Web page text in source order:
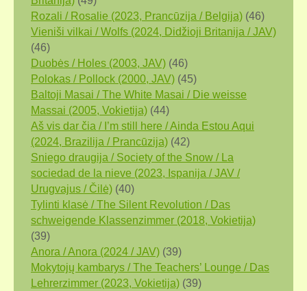
Rozali / Rosalie (2023, Prancūzija / Belgija) (46)
Vieniši vilkai / Wolfs (2024, Didžioji Britanija / JAV)
(46)
Duobės / Holes (2003, JAV) (46)
Polokas / Pollock (2000, JAV) (45)
Baltoji Masai / The White Masai / Die weisse
Massai (2005, Vokietija) (44)
Aš vis dar čia / I’m still here / Ainda Estou Aqui
(2024, Brazilija / Prancūzija) (42)
Sniego draugija / Society of the Snow / La
sociedad de la nieve (2023, Ispanija / JAV /
Urugvajus / Čilė) (40)
Tylinti klasė / The Silent Revolution / Das
schweigende Klassenzimmer (2018, Vokietija)
(39)
Anora / Anora (2024 / JAV) (39)
Mokytojų kambarys / The Teachers’ Lounge / Das
Lehrerzimmer (2023, Vokietija) (39)